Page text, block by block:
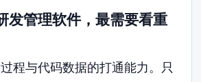
发管理软件，最需要看重
程与代码数据的打通能力。只